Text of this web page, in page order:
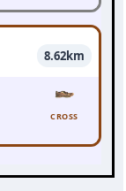
8.62km
CROSS